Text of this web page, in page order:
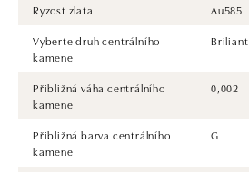
Ryzost zlata
Au585
Vyberte druh centrálního
kamene
Briliant
Přibližná váha centrálního
kamene
0,002
Přibližná barva centrálního
kamene
G